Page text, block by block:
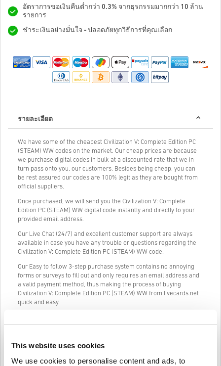
This website uses cookies
We use cookies to personalise content and ads, to
อัตราการขอเงินคืนต่ำกว่า 0.3% จากธุรกรรมมากกว่า 10 ล้าน
รายการ
ชำระเงินอย่างมั่นใจ - ปลอดภัยทุกวิธีการที่คุณเลือก
รายละเอียด
We have some of the cheapest Civilization V: Complete Edition PC
(STEAM) WW codes on the market. Our cheap prices are because
we purchase digital codes in bulk at a discounted rate that we in
turn pass onto you, our customers. Besides being cheap, you can
be rest assured our codes are 100% legit as they are bought from
official suppliers.
Once purchased, we will send you the Civilization V: Complete
Edition PC (STEAM) WW digital code instantly and directly to your
provided email address.
Our Live Chat (24/7) and excellent customer support are always
available in case you have any trouble or questions regarding the
Civilization V: Complete Edition PC (STEAM) WW code.
Our Easy to follow 3-step purchase system contains no annoying
forms or surveys to fill out and only requires an email address and
a valid payment method, thus making the process of buying
Civilization V: Complete Edition PC (STEAM) WW from livecards.net
quick and easy.
ใหม่กับ Livecards.net ใช่ไหม? การซื้อโค้ดดิจิทัลนั้นรวดเร็วและง่าย
คำปฏิเสธ